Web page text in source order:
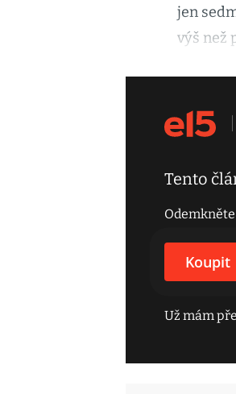
jen
výš než
Tento
Koupit
Už mám